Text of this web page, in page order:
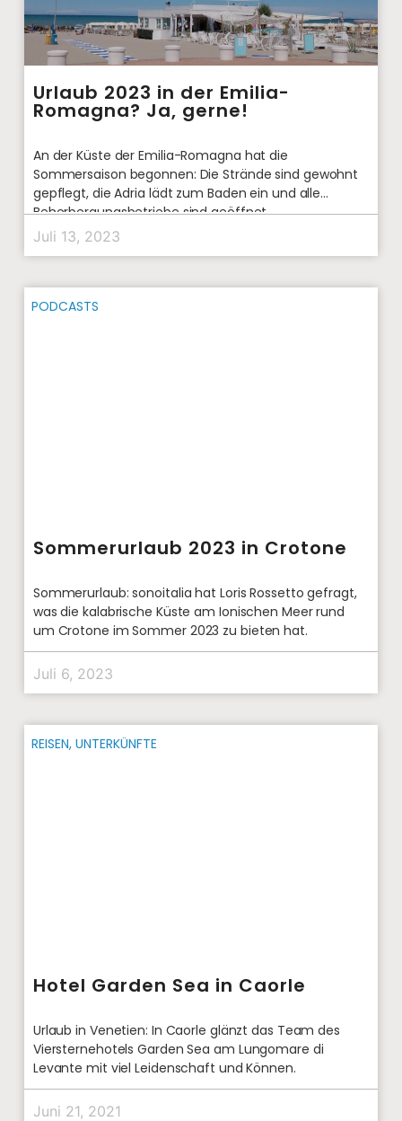
Urlaub 2023 in der Emilia-
Romagna? Ja, gerne!
An der Küste der Emilia-Romagna hat die
Sommersaison begonnen: Die Strände sind gewohnt
gepflegt, die Adria lädt zum Baden ein und alle
Beherbergungsbetriebe sind geöffnet.
Juli 13, 2023
PODCASTS
Sommerurlaub 2023 in Crotone
Sommerurlaub: sonoitalia hat Loris Rossetto gefragt,
was die kalabrische Küste am Ionischen Meer rund
um Crotone im Sommer 2023 zu bieten hat.
Juli 6, 2023
REISEN, UNTERKÜNFTE
Hotel Garden Sea in Caorle
Urlaub in Venetien: In Caorle glänzt das Team des
Viersternehotels Garden Sea am Lungomare di
Levante mit viel Leidenschaft und Können.
Juni 21, 2021